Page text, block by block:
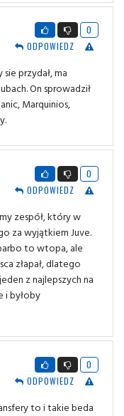
0
ODPOWIEDZ
przydał, ma
On sprowadził
Marquinios,
0
ODPOWIEDZ
zespół, który w
za wyjątkiem Juve.
to wtopa, ale
złapał, dlatego
z najlepszych na
i byłoby
0
ODPOWIEDZ
to i takie beda